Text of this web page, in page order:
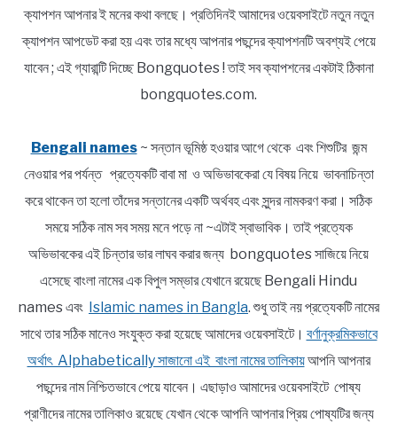
ক্যাপশন আপনার ই মনের কথা বলছে। প্রতিদিনই আমাদের ওয়েবসাইটে নতুন নতুন
ক্যাপশন আপডেট করা হয় এবং তার মধ্যে আপনার পছন্দের ক্যাপশনটি অবশ্যই পেয়ে
যাবেন ; এই গ্যারান্টি দিচ্ছে Bongquotes ! তাই সব ক্যাপশনের একটাই ঠিকানা
bongquotes.com.
Bengali names~ সন্তান ভূমিষ্ঠ হওয়ার আগে থেকে এবং শিশুটির জন্ম
নেওয়ার পর পর্যন্ত প্রত্যেকটি বাবা মা ও অভিভাবকেরা যে বিষয় নিয়ে ভাবনাচিন্তা
করে থাকেন তা হলো তাঁদের সন্তানের একটি অর্থবহ এবং সুন্দর নামকরণ করা। সঠিক
সময়ে সঠিক নাম সব সময় মনে পড়ে না ~এটাই স্বাভাবিক। তাই প্রত্যেক
অভিভাবকের এই চিন্তার ভার লাঘব করার জন্য bongquotes সাজিয়ে নিয়ে
এসেছে বাংলা নামের এক বিপুল সম্ভার যেখানে রয়েছে Bengali Hindu
names এবং Islamic names in Bangla. শুধু তাই নয় প্রত্যেকটি নামের
সাথে তার সঠিক মানেও সংযুক্ত করা হয়েছে আমাদের ওয়েবসাইটে। বর্ণানুক্রমিকভাবে
অর্থাৎ Alphabetically সাজানো এই বাংলা নামের তালিকায়আপনি আপনার
পছন্দের নাম নিশ্চিতভাবে পেয়ে যাবেন। এছাড়াও আমাদের ওয়েবসাইটে পোষ্য
প্রাণীদের নামের তালিকাও রয়েছে যেখান থেকে আপনি আপনার প্রিয় পোষ্যটির জন্য